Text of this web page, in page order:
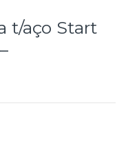
t/aço Start